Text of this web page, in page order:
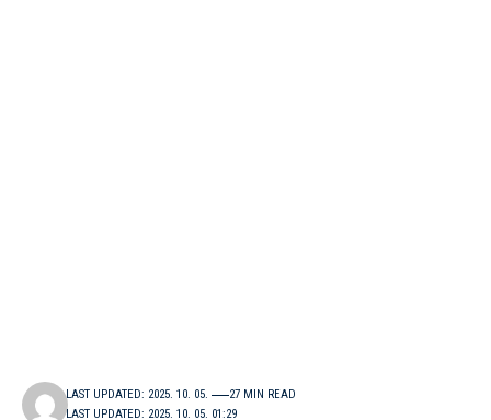
LAST UPDATED: 2025. 10. 05. 01:29
LAST UPDATED: 2025. 10. 05. 27 MIN READ